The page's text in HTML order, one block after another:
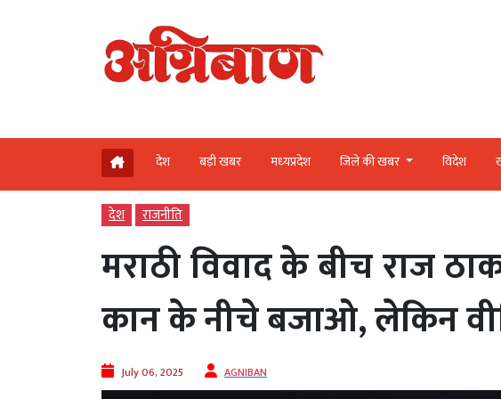
देश बड़ी खबर मध्‍यप्रदेश जिले की खबर विदेश
देश राजनीति
मराठी विवाद के बीच राज
कान के नीचे बजाओ, लेकिन
July 06, 2025 AGNIBAN